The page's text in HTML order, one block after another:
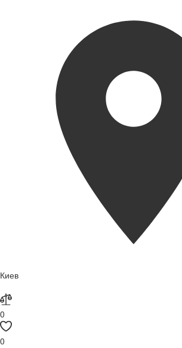
Киев
0
0